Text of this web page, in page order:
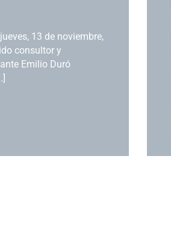
13 de noviembre,
consultor y
Emilio Duró